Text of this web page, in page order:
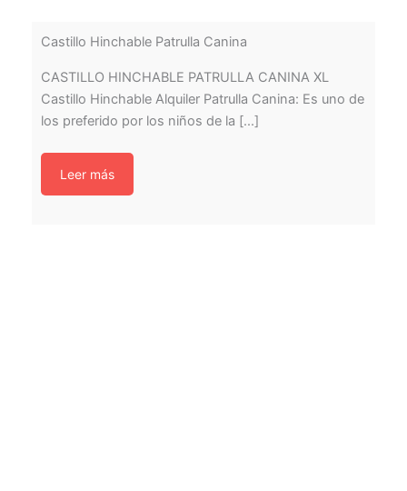
Castillo Hinchable Patrulla Canina
CASTILLO HINCHABLE PATRULLA CANINA XL
Castillo Hinchable Alquiler Patrulla Canina: Es uno de
los preferido por los niños de la [...]
Leer más